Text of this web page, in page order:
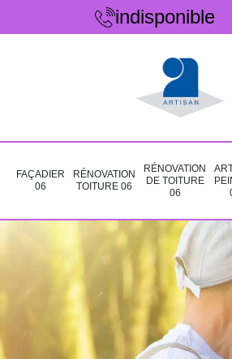
indisponible
FAÇADIER
06
RÉNOVATION
TOITURE 06
RÉNOVATION
DE TOITURE
06